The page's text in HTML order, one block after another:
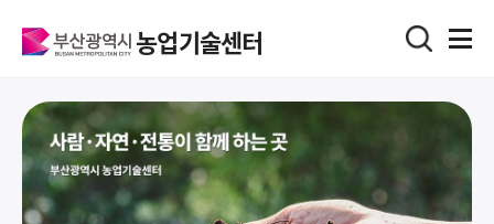
농업기술센터